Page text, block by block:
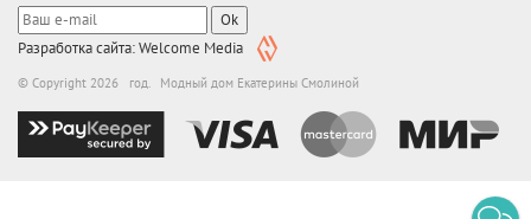
Ok
Разработка сайта: Welcome Media
© Copyright 2026 год. Модный дом Екатерины Смолиной